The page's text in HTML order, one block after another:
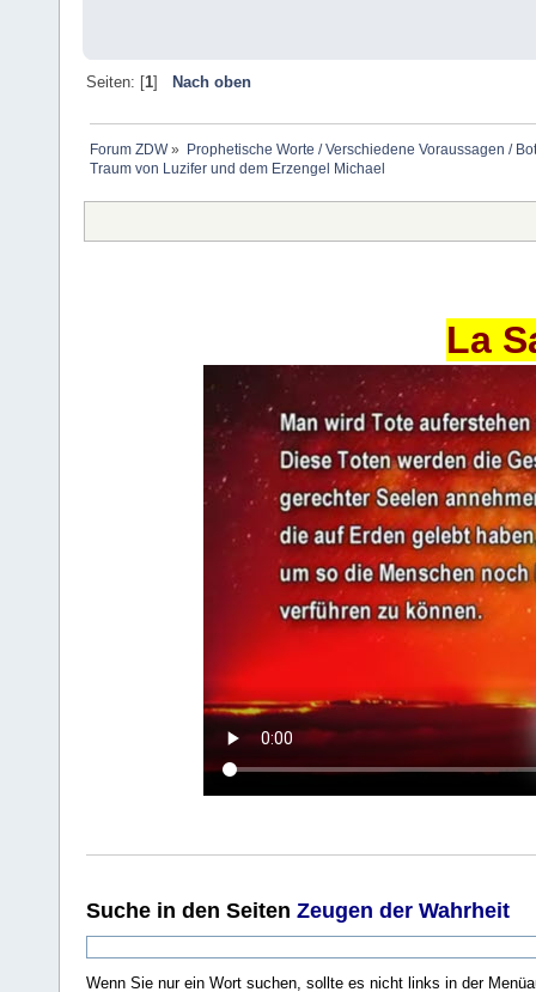
Seiten: [1] Nach oben
Forum ZDW» Prophetische Worte / Verschiedene Voraussagen /
Traum von Luzifer und dem Erzengel Michael
La
Suche in den Seiten Zeugen der Wahrheit
Wenn Sie nur ein Wort suchen, sollte es nicht links in der